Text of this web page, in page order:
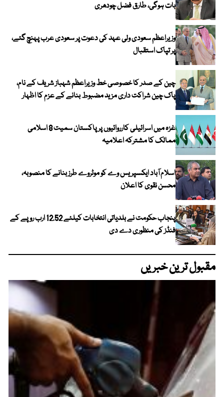
بات ہوگی، طارق فضل چودھری
وزیراعظم سعودی ولی عہد کی دعوت پر سعودی عرب پہنچ گئے،
پر تپاک استقبال
چین کے صدر کا خصوصی خط وزیراعظم شہباز شریف کے نام،
پاک چین شراکت داری مزید مضبوط بنانے کے عزم کا اظہار
غزہ میں اسرائیلی کارروائیوں پر پاکستان سمیت 8 اسلامی
ممالک کا مشترکہ اعلامیہ
اسلام آباد ایکسپریس وے کو موٹروے طرز بنانے کا منصوبہ،
محسن نقوی کا اعلان
پنجاب حکومت نے بلدیاتی انتخابات کیلئے 12.52 ارب روپے کے
فنڈز کی منظوری دے دی
مقبول ترین خبریں